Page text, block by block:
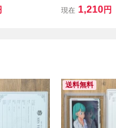
クストラ
枚 フリーザ
現在 1,210円
送料無料